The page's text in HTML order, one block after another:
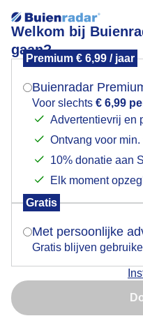
Welkom bij
gaan?
Premium € 6,99 / jaar
Buienradar
Voor slechts € 6,99
Advertentievrij en
Ontvang voor
10% donatie aan
Elk moment
Gratis
Met persoonlijke
Gratis blijven
Opklaringen
Door: Ton Wesselius
Mogen we je
Indien je hier nog
verschijnt er zo een
Is goed,
Nu niet,